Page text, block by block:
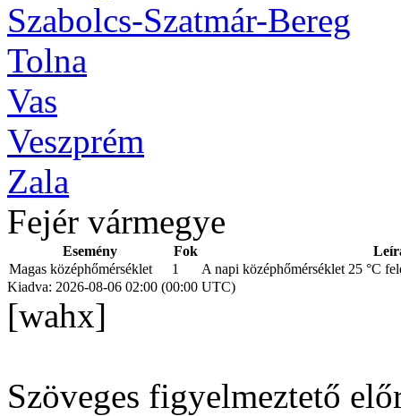
Szabolcs-Szatmár-Bereg
Tolna
Vas
Veszprém
Zala
Fejér vármegye
Esemény Fok
Magas középhőmérséklet
1
A napi középhőmérséklet 25 °C
Kiadva: 2026-08-06 02:00 (00:00 UTC)
[wahx]
Szöveges figyelmeztető